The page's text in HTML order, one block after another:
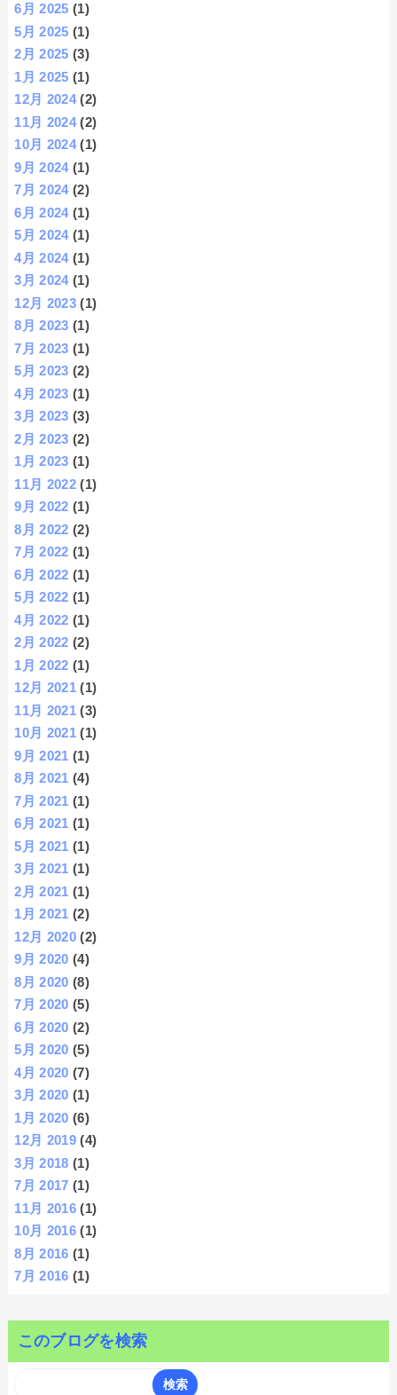
6月 2025 (1)
5月 2025 (1)
2月 2025 (3)
1月 2025 (1)
12月 2024(2)
11月 2024(2)
10月 2024(1)
9月 2024(1)
7月 2024(2)
6月 2024(1)
5月 2024(1)
4月 2024(1)
3月 2024(1)
12月 2023 (1)
8月 2023 (1)
7月 2023 (1)
5月 2023 (2)
4月 2023 (1)
3月 2023 (3)
2月 2023 (2)
1月 2023 (1)
11月 2022 (1)
9月 2022 (1)
8月 2022 (2)
7月 2022 (1)
6月 2022 (1)
5月 2022 (1)
4月 2022 (1)
2月 2022 (2)
1月 2022 (1)
12月 2021 (1)
11月 2021 (3)
10月 2021 (1)
9月 2021 (1)
8月 2021 (4)
7月 2021 (1)
6月 2021 (1)
5月 2021 (1)
3月 2021 (1)
2月 2021 (1)
1月 2021 (2)
12月 2020 (2)
9月 2020 (4)
8月 2020 (8)
7月 2020 (5)
6月 2020 (2)
5月 2020 (5)
4月 2020 (7)
3月 2020 (1)
1月 2020 (6)
12月 2019 (4)
3月 2018 (1)
7月 2017 (1)
11月 2016 (1)
10月 2016 (1)
8月 2016 (1)
7月 2016 (1)
このブログを検索